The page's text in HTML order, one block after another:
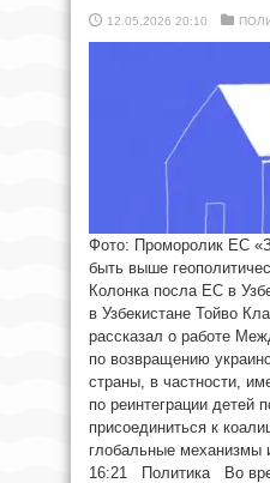
12.05.2026 20:10
Фото: Проморолик ЕС
быть выше
Колонка посла ЕС в
в Узбекистане Тойво
рассказал о работе
по возвращению
страны, в частности,
по реинтеграции детей
присоединиться к
глобальные механизмы
16:21 Политика Во